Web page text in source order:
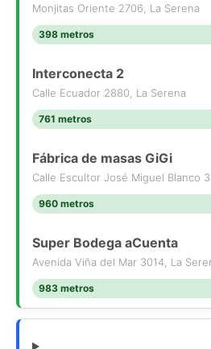
Monjitas Oriente 2706, La Serena
398 metros
Interconecta 2
Calle Ecuador 2880, La Serena
761 metros
Fábrica de masas GiGi
Calle Escultor José Miguel Blanco
960 metros
Super Bodega aCuenta
Avenida Viña del Mar 3014, La
983 metros